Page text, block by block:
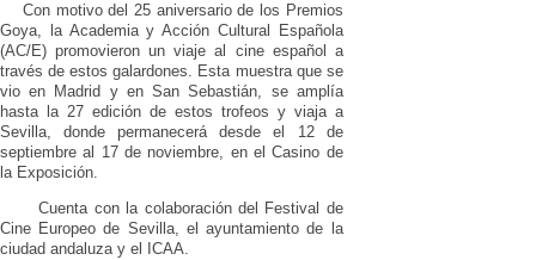
Con motivo del 25 aniversario de los Premios
Goya, la Academia y Acción Cultural Española
(AC/E) promovieron un viaje al cine español a
través de estos galardones. Esta muestra que se
vio en Madrid y en San Sebastián, se amplía
hasta la 27 edición de estos trofeos y viaja a
Sevilla, donde permanecerá desde el 12 de
septiembre al 17 de noviembre, en el Casino de
la Exposición.
Cuenta con la colaboración del Festival de
Cine Europeo de Sevilla, el ayuntamiento de la
ciudad andaluza y el ICAA.